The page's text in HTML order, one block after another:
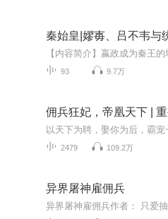
秦始皇|嫪毐、吕不韦与
93 9.7万
佣兵狂妃，帝凰天下 |
2479 109.2万
异界屠神雇佣兵
异界屠神雇佣兵作者： 只爱